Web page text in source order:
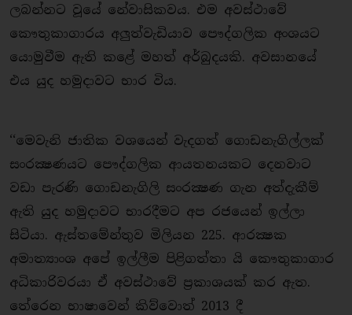
ලබන්නට වූයේ නේවාසිකවය. එම අවස්ථාවේ
කෞතුකාගාරය අලුත්වැඩියාව පෞද්ගලික අංශයට
යොමුවීම ඇති කළේ මහත් අර්බුදයකි. අවසානයේ
එය යුද හමුදාවට භාර විය.
‘‘මෙවැනි ජාතික වශයෙන් වැදගත් ගොඩනැගිල්ලක්
සංරක්‍ෂණයට පෞද්ගලික ආයතනයකට දෙනවාට
වඩා පැරණි ගොඩනැගිලි සංරක්‍ෂණ ගැන අත්දැකීම්
ඇති යුද හමුද‌ාවට භාරදීමට අප රජයෙන් ඉල්ලා
සිටියා. ඇස්තමේන්තුව මිලියන 225. ආරක්‍ෂක
අමාත්‍යාංශ අපේ ඉල්ලීම පිළිගත්තා යි කෞතුකාගාර
අධිකාරිවරයා ඒ අවස්ථාවේ ප්‍රකාශයක් කර ඇත.
තේරෙන භාෂාවෙන් කිව්වොත් 2013 දී